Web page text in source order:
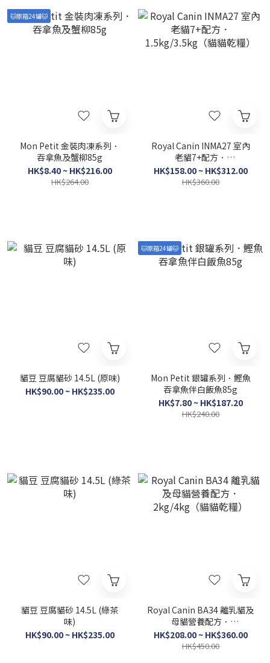
🐱原箱24罐🐱
Mon Petit 金裝肉凍系列．
吞拿魚及蟹柳85g
HK$8.40 ~ HK$216.00
HK$264.00
Royal Canin INMA27 室內
老貓7+配方．
1.5kg/3.5kg（貓貓乾糧）
HK$158.00 ~ HK$312.00
HK$360.00
貓豆 豆腐貓砂 14.5L (原味)
HK$90.00 ~ HK$235.00
🐱原箱24罐🐱
Mon Petit 銀罐系列．鰹魚
吞拿魚伴白飯魚85g
HK$7.80 ~ HK$187.20
HK$240.00
貓豆 豆腐貓砂 14.5L (綠茶
味)
HK$90.00 ~ HK$235.00
Royal Canin BA34 離乳貓及
母貓營養配方．
2kg/4kg（貓貓乾糧）
HK$208.00 ~ HK$360.00
HK$450.00